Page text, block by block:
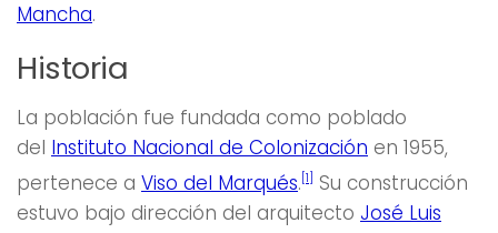
Mancha.
Historia
La población fue fundada como poblado
del Instituto Nacional de Colonización en 1955,
pertenece a Viso del Marqués. [1]
Su construcción
estuvo bajo dirección del arquitecto José Luis